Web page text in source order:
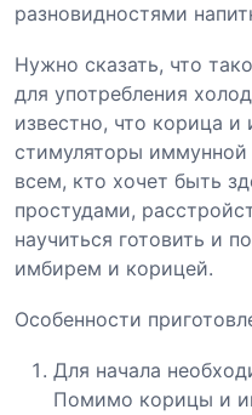
разновидностями
Нужно сказать, что
для употребления
известно, что корица
стимуляторы иммунной
всем, кто хочет быть
простудами,
научиться готовить и
имбирем и корицей.
Особенности
Для начала
Помимо корицы и